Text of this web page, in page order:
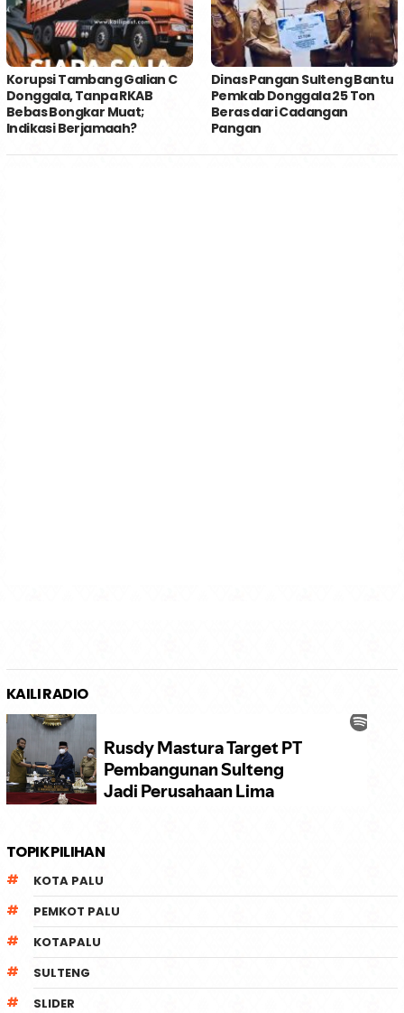
Korupsi Tambang Galian C
Donggala, Tanpa RKAB
Bebas Bongkar Muat;
Indikasi Berjamaah?
Dinas Pangan Sulteng Bantu
Pemkab Donggala 25 Ton
Beras dari Cadangan
Pangan
KAILI RADIO
TOPIK PILIHAN
KOTA PALU
PEMKOT PALU
KOTAPALU
SULTENG
SLIDER